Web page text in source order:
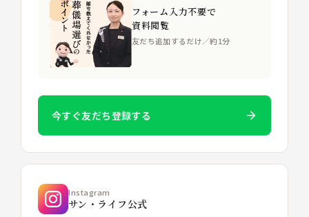
フォーム入力不要で
資料閲覧
友だち追加するだけ／約1分
今すぐ友だち登録する
Instagram
サン・ライフ公式